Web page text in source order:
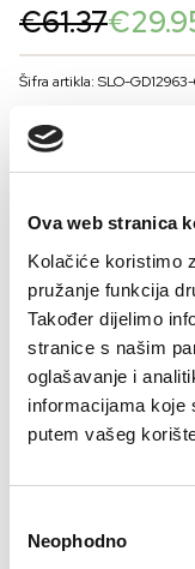
Ova web stranica
Kolačiće koristimo
pružanje funkcija
Također dijelimo
stranice s našim
oglašavanje i
informacijama koje
putem vašeg
Selection
Neophodno
€61.37
Original
price
was:
€61.37.
€
Current
price
is:
€29.95.
Šifra artikla: SLO-
BOJA
VELIČNA
38 40 42 44
Kalkulator velicine
- +
Sastav: